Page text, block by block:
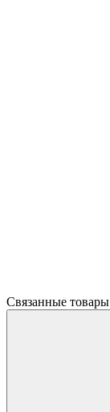
Связанные товары